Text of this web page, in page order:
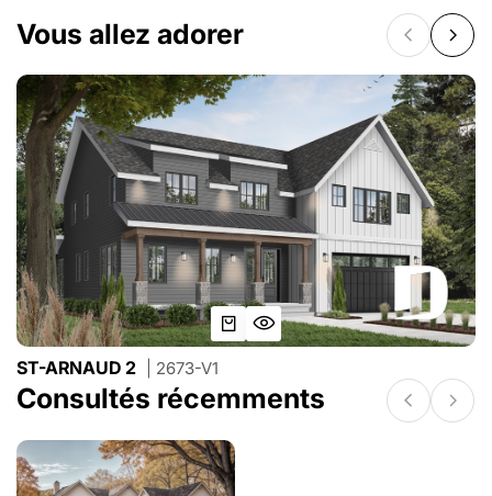
Vous allez adorer
ST-ARNAUD 2 | 2673-V1
Consultés récemments